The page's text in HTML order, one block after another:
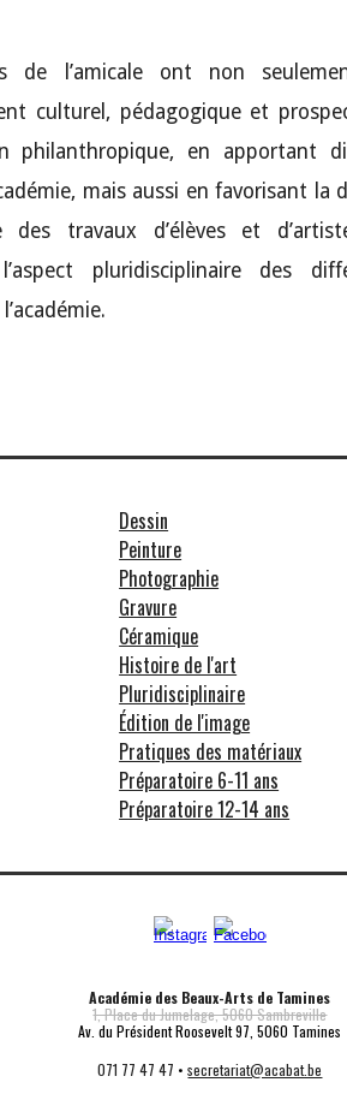
de l’amicale ont non
culturel, pédagogique et
philanthropique, en apportant
mais aussi en favorisant la
des travaux d’élèves et
pluridisciplinaire des
Dessin
Peinture
Photographie
Gravure
Céramique
Histoire de l'art
Pluridisciplinaire
Édition de l'image
Pratiques des matériaux
Préparatoire 6-11 ans
Préparatoire 12-14 ans
Académie des Beaux-Arts de Tamines
1, Place du Jumelage, 5060 Sambreville
Av. du Président Roosevelt 97 ,5060 Tamines
071 77 47 47 •secretariat@acabat.be